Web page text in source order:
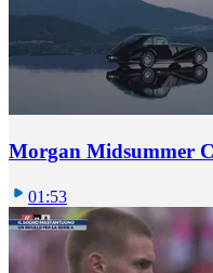
Morgan Midsummer
01:53